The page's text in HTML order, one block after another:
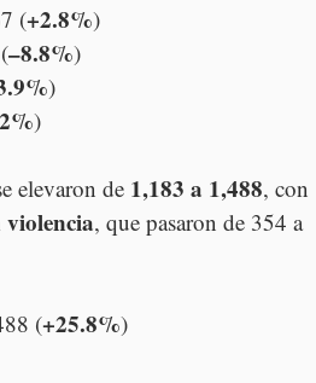
(+2.8%)
–8.8%)
)
)
elevaron de 1,183 a 1,488, con
violencia, que pasaron de 354 a
(+25.8%)